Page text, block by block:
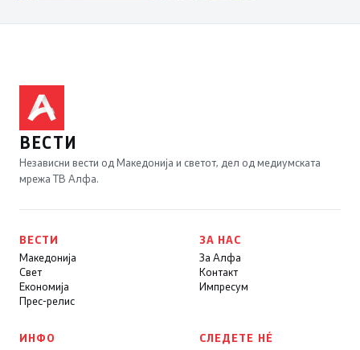
ВЕСТИ
Независни вести од Македонија и светот, дел од медиумската
мрежа ТВ Алфа.
ВЕСТИ
Македонија
Свет
Економија
Прес-релис
ЗА НАС
За Алфа
Контакт
Импресум
ИНФО
СЛЕДЕТЕ НÉ